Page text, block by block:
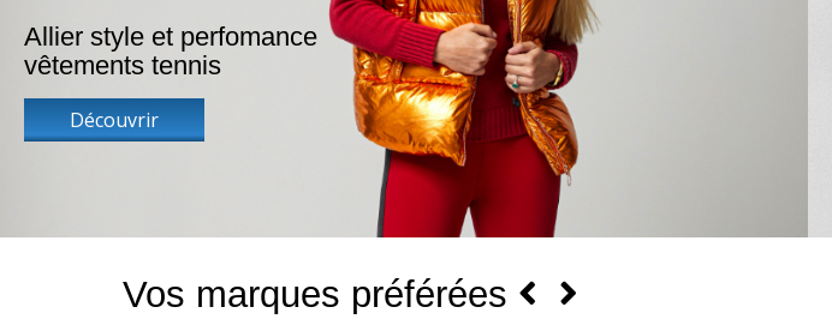
Allier style et perfomance
vêtements tennis
Découvrir
Vos marques préférées